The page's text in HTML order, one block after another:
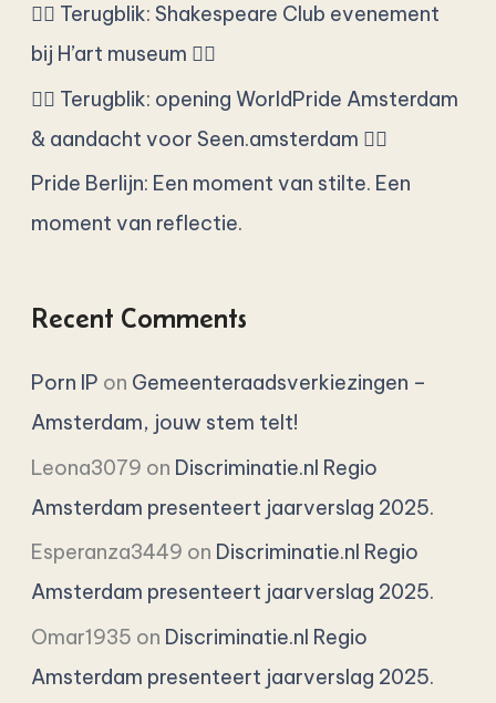
o
🏳️‍🌈 Terugblik: Shakespeare Club evenement
bij H’art museum 🏳️‍🌈
🏳️‍🌈 Terugblik: opening WorldPride Amsterdam
& aandacht voor Seen.amsterdam 🏳️‍🌈
Pride Berlijn: Een moment van stilte. Een
moment van reflectie.
Recent Comments
Porn IP on Gemeenteraadsverkiezingen –
Amsterdam, jouw stem telt!
Leona3079 on Discriminatie.nl Regio
Amsterdam presenteert jaarverslag 2025.
Esperanza3449 on Discriminatie.nl Regio
Amsterdam presenteert jaarverslag 2025.
Omar1935 on Discriminatie.nl Regio
Amsterdam presenteert jaarverslag 2025.